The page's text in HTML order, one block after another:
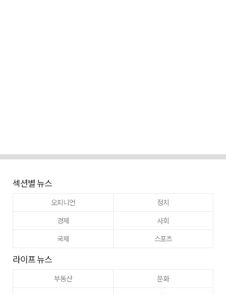
섹션별 뉴스
오피니언
정치
경제
사회
국제
스포츠
라이프 뉴스
부동산
문화